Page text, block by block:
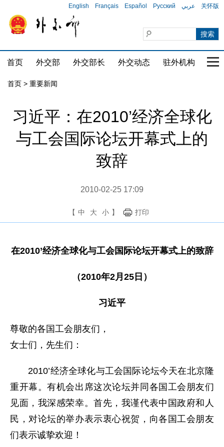
English Français Español Русский عربي 关怀版
首页 外交部 外交部长 外交动态 驻外机构 国
首页 > 重要新闻
习近平：在2010’经济全球化
与工会国际论坛开幕式上的
致辞
2010-02-25 17:09
【 中 大 小 】 打印
在2010’经济全球化与工会国际论坛开幕式上的致辞
（2010年2月25日）
习近平
尊敬的各国工会朋友们，
女士们，先生们：
2010’经济全球化与工会国际论坛今天在北京隆
重开幕。有机会出席这次论坛并同各国工会朋友们
见面，我深感荣幸。首先，我谨代表中国政府和人
民，对论坛的举办表示衷心祝贺，向各国工会朋友
们表示诚挚欢迎！